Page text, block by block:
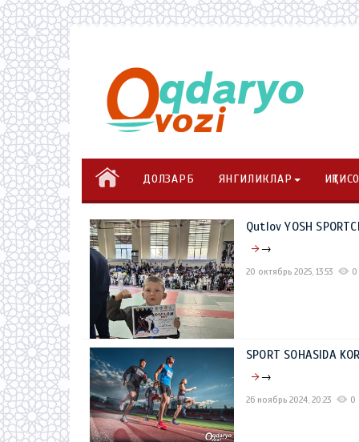
ДОЛЗАРБ ЯНГИЛИКЛАР
Qutlov YOSH
→
20 октябрь 2025, 13:53 0
SPORT SOHASIDA
→
26 ноябрь 2024, 20:23 0